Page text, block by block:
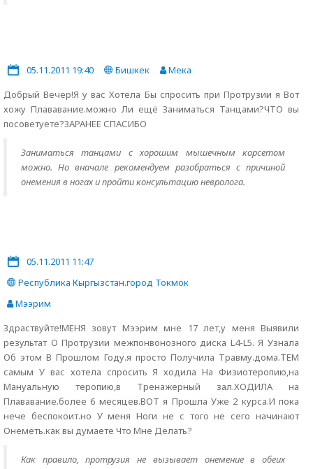
05.11.2011 19:40 Бишкек
Мека
Добрый Вечер!Я у вас Хотела Бы спросить при Протрузии я Вот
хожу Плававание.можно Ли ещё Заниматься Танцами?ЧТО вы
посоветуете?ЗАРАНЕЕ СПАСИБО
Заниматься танцами с хорошим мышечным корсетом
можно. Но вначале рекомендуем разобраться с причиной
онемения в ногах и пройти консультацию невролога.
05.11.2011 11:47
Республика Кыргызстан.город Токмок
Мээрим
Здраствуйте!МЕНЯ зовут Мээрим мне 17 лет,у меня Выявили
результат О Протрузии межпонвонозного диска L4-L5. Я Узнала
Об этом В Прошлом Году.я просто Получила Травму.дома.ТЕМ
самым У вас хотела спросить Я ходила На Физиотеропию,на
Мануальную теропию,в Тренажерный зал.ХОДИЛА на
Плававание.более 6 месяцев.ВОТ я Прошла Уже 2 курса.И пока
нече беспокоит.но У меня Ноги не с того не сего начинают
Онеметь.как вы думаете Что Мне Делать?
Как правило, протрузия не вызывает онемение в обеих